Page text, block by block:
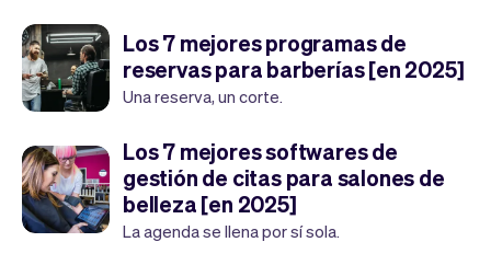
Los 7 mejores programas de
reservas para barberías [en 2025]
Una reserva, un corte.
Los 7 mejores softwares de
gestión de citas para salones de
belleza [en 2025]
La agenda se llena por sí sola.